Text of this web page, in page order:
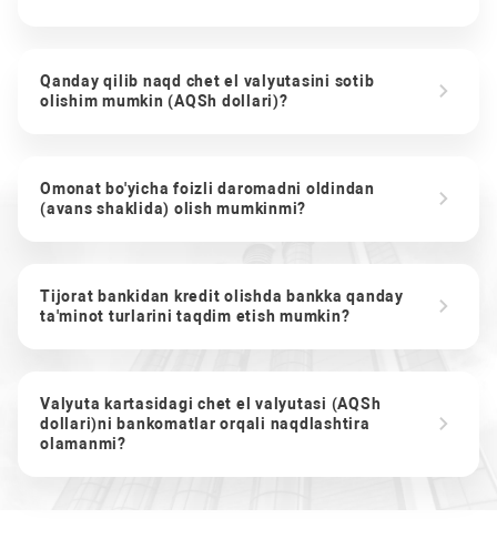
Qanday qilib naqd chet el valyutasini sotib
olishim mumkin (AQSh dollari)?
Omonat bo'yicha foizli daromadni oldindan
(avans shaklida) olish mumkinmi?
Tijorat bankidan kredit olishda bankka qanday
ta'minot turlarini taqdim etish mumkin?
Valyuta kartasidagi chet el valyutasi (AQSh
dollari)ni bankomatlar orqali naqdlashtira
olamanmi?